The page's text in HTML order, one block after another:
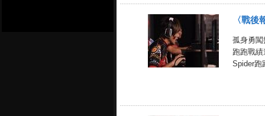
〈戰
孤身勇
跑跑戰
Spider跑